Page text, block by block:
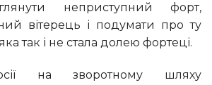
неприступний форт,
вітерець і подумати про ту
так і не стала долею фортеці.